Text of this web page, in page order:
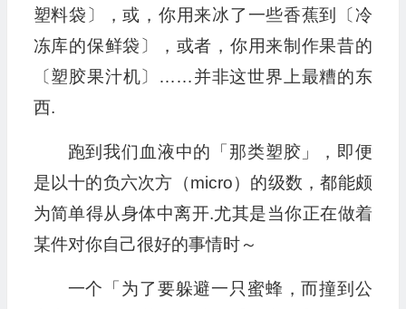
塑料袋〕，或，你用来冰了一些香蕉到〔冷
冻库的保鲜袋〕，或者，你用来制作果昔的
〔塑胶果汁机〕……并非这世界上最糟的东
西.
跑到我们血液中的「那类塑胶」，即便
是以十的负六次方（micro）的级数，都能颇
为简单得从身体中离开.尤其是当你正在做着
某件对你自己很好的事情时～
一个「为了要躲避一只蜜蜂，而撞到公